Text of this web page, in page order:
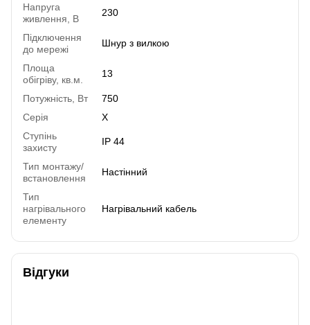
Напруга
живлення, В
230
Підключення
до мережі
Шнур з вилкою
Площа
обігріву, кв.м.
13
Потужність, Вт
750
Серія
X
Ступінь
захисту
IP 44
Тип монтажу/
встановлення
Настінний
Тип
нагрівального
елементу
Нагрівальний кабель
Відгуки